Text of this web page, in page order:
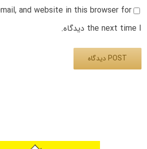
and website in this browser for
the next time I دیدگاه.